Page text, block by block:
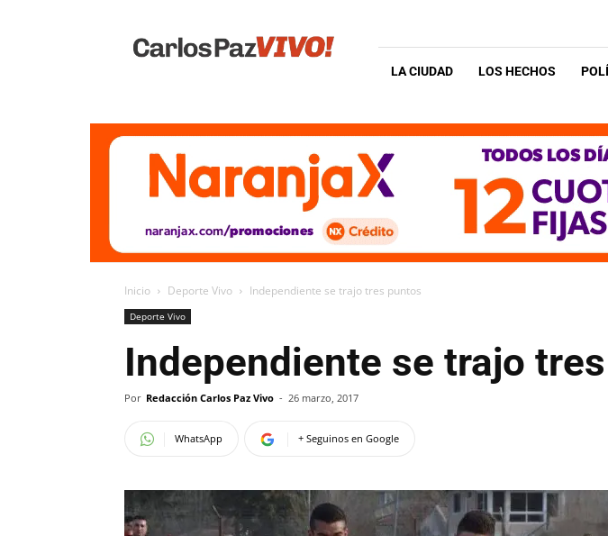
Vivo
LA CIUDAD LOS HECHOS
Inicio Deporte Vivo Independiente se trajo tres puntos
Deporte Vivo
Independiente se trajo
Por Redacción Carlos Paz Vivo - 26 marzo, 2017
WhatsApp + Seguinos en Google